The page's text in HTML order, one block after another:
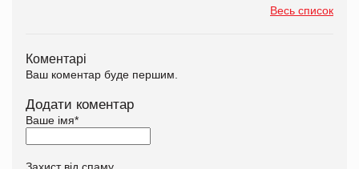
Весь список
Коментарі
Ваш коментар буде першим.
Додати коментар
Ваше імя*
Захист від спаму